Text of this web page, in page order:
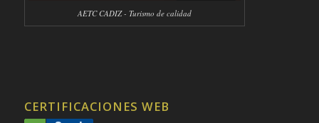
AETC CADIZ - Turismo de calidad
CERTIFICACIONES WEB